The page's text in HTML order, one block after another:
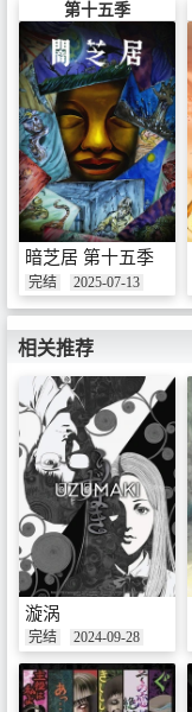
第十五季
暗芝居 第十五季
完结 2025-07-13
相关推荐
漩涡
完结 2024-09-28